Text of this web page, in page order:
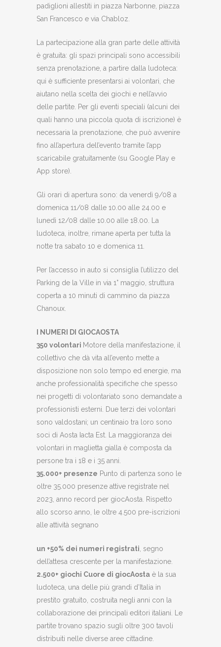
padiglioni allestiti in piazza Narbonne, piazza
San Francesco e via Chabloz.
La partecipazione alla gran parte delle attività
è gratuita: gli spazi principali sono accessibili
senza prenotazione, a partire dalla ludoteca:
qui è sufficiente presentarsi ai volontari, che
aiutano nella scelta dei giochi e nell’avvio
delle partite. Per gli eventi speciali (alcuni dei
quali hanno una piccola quota di iscrizione) è
necessaria la prenotazione, che può avvenire
fino all’apertura dell’evento tramite l’app
scaricabile gratuitamente (su Google Play e
App store).
Gli orari di apertura sono: da venerdì 9/08 a
domenica 11/08 dalle 10.00 alle 24.00 e
lunedì 12/08 dalle 10.00 alle 18.00. La
ludoteca, inoltre, rimane aperta per tutta la
notte tra sabato 10 e domenica 11.
Per l’accesso in auto si consiglia l’utilizzo del
Parking de la Ville in via 1° maggio, struttura
coperta a 10 minuti di cammino da piazza
Chanoux.
I NUMERI DI GIOCAOSTA
350 volontari Motore della manifestazione, il
collettivo che dà vita all’evento mette a
disposizione non solo tempo ed energie, ma
anche professionalità specifiche che spesso
nei progetti di volontariato sono demandate a
professionisti esterni. Due terzi dei volontari
sono valdostani; un centinaio tra loro sono
soci di Aosta Iacta Est. La maggioranza dei
volontari in maglietta gialla è composta da
persone tra i 18 e i 35 anni.
35.000+ presenze Punto di partenza sono le
oltre 35.000 presenze attive registrate nel
2023, anno record per giocAosta. Rispetto
allo scorso anno, le oltre 4.500 pre-iscrizioni
alle attività segnano
un +50% dei numeri registrati , segno
dell’attesa crescente per la manifestazione.
2.500+ giochi Cuore di giocAosta è la sua
ludoteca, una delle più grandi d’Italia in
prestito gratuito, costruita negli anni con la
collaborazione dei principali editori italiani. Le
partite trovano spazio sugli oltre 300 tavoli
distribuiti nelle diverse aree cittadine.